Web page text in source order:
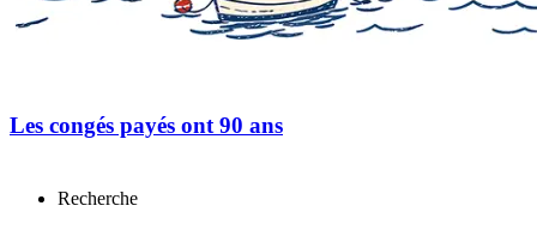
Les congés payés ont 90 ans
Recherche